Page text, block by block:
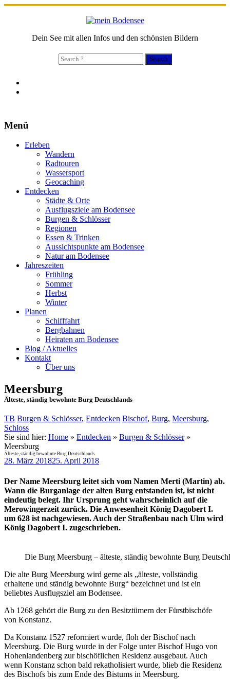
Dein See mit allen Infos und den schönsten Bildern
Search
for:
Menü
Erleben
Wandern
Radtouren
Wassersport
Geocaching
Entdecken
Städte & Orte
Ausflugsziele am Bodensee
Burgen & Schlösser
Regionen
Essen & Trinken
Aussichtspunkte am Bodensee
Natur am Bodensee
Jahreszeiten
Frühling
Sommer
Herbst
Winter
Planen
Schifffahrt
Bergbahnen
Heiraten am Bodensee
Blog / Aktuelles
Kontakt
Über uns
Meersburg
Älteste, ständig bewohnte Burg Deutschlands
TB Burgen & Schlösser, Entdecken Bischof, Burg, Meersburg,
Schloss
Sie sind hier: Home » Entdecken » Burgen & Schlösser»
Meersburg
Älteste, ständig bewohnte Burg Deutschlands
28. März 201825. April 2018
Der Name Meersburg leitet sich vom Namen Merti (Martin) ab.
Wann die Burganlage der alten Burg entstanden ist, ist nicht
eindeutig belegt. Ihr Ursprung geht wahrscheinlich auf die
Merowingerzeit zurück. Die Anwesenheit König Dagobert I.
um 628 ist nachgewiesen. Auch der Straßenbau nach Ulm wird
König Dagobert I. zugeschrieben.
Die Burg Meersburg – älteste, ständig bewohnte Burg
Die alte Burg Meersburg wird gerne als „älteste, vollständig
erhaltene und ständig bewohnte Burg“ bezeichnet und ist ein
beliebtes Ausflugsziel am Bodensee.
Ab 1268 gehört die Burg zu den Besitztümern der Fürstbischöfe
von Konstanz.
Da Konstanz 1527 reformiert wurde, floh der Bischof nach
Meersburg. Die Burg wurde in der Folge unter Bischof Hugo von
Hohenlandenberg zur bischöflichen Residenz ausgebaut. Auch
wenn Konstanz schon bald rekatholisiert wurde, blieb die Residenz
des Bischofs bis zum Ende des Bistums in Meersburg.